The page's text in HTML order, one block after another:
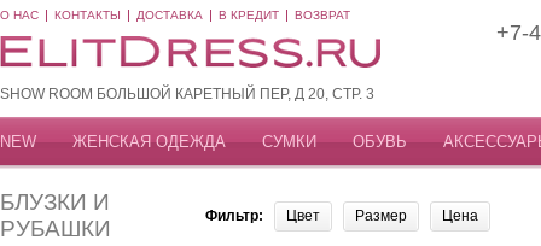
О НАС КОНТАКТЫ ДОСТАВКА В КРЕДИТ ВОЗВРАТ
SHOW ROOM БОЛЬШОЙ КАРЕТНЫЙ ПЕР, Д 20, СТР. 3
+7-
NEW ЖЕНСКАЯ ОДЕЖДА СУМКИ ОБУВЬ
БЛУЗКИ И
РУБАШКИ
Фильтр: Цвет Размер Цена